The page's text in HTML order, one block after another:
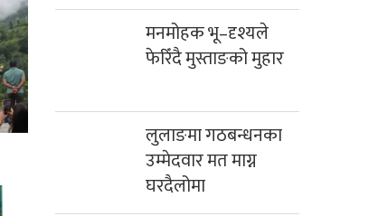
मनमोहक भू–दृश्यले
फेरिँदै मुस्ताङको मुहार
लुलाङमा गठबन्धनका
उम्मेदवार मत माग्न
घरदैलोमा